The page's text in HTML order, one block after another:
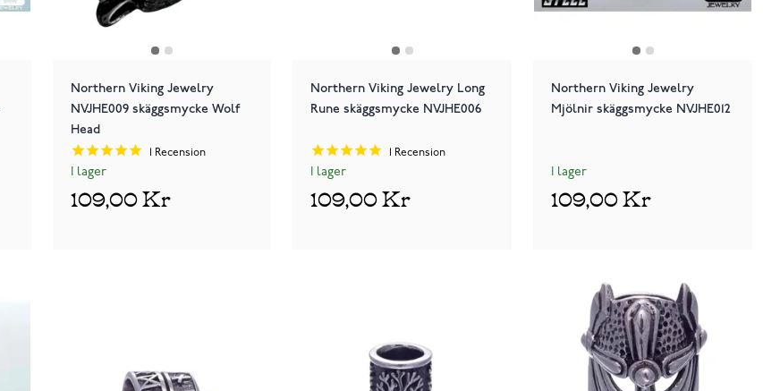
Northern Viking Jewelry
NVJHE009 skäggsmycke Wolf
Head
1 Recension
I lager
109,00 Kr
Northern Viking Jewelry Long
Rune skäggsmycke NVJHE006
1 Recension
I lager
109,00 Kr
Northern Viking Jewelry
Mjölnir skäggsmycke NVJHE012
I lager
109,00 Kr